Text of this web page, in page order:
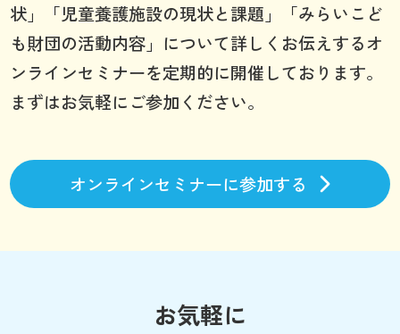
状」「児童養護施設の現状と課題」「みらいこど
も財団の活動内容」について詳しくお伝えするオ
ンラインセミナーを定期的に開催しております。
まずはお気軽にご参加ください。
オンラインセミナーに参加する
お気軽に